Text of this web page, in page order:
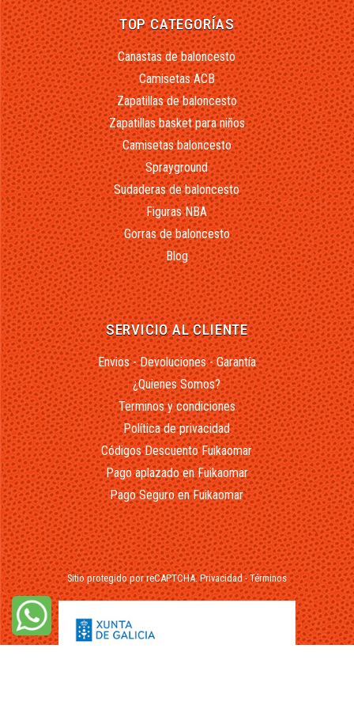
TOP CATEGORÍAS
Canastas de baloncesto
Camisetas ACB
Zapatillas de baloncesto
Zapatillas basket para niños
Camisetas baloncesto
Sprayground
Sudaderas de baloncesto
Figuras NBA
Gorras de baloncesto
Blog
SERVICIO AL CLIENTE
Envios - Devoluciones - Garantía
¿Quienes Somos?
Terminos y condiciones
Política de privacidad
Códigos Descuento Fuikaomar
Pago aplazado en Fuikaomar
Pago Seguro en Fuikaomar
Sitio protegido por reCAPTCHA.Privacidad-Términos